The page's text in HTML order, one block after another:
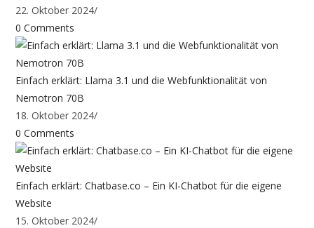
22. Oktober 2024/
0 Comments
Einfach erklärt: Llama 3.1 und die Webfunktionalität von
Nemotron 70B
18. Oktober 2024/
0 Comments
Einfach erklärt: Chatbase.co – Ein KI-Chatbot für die eigene
Website
15. Oktober 2024/